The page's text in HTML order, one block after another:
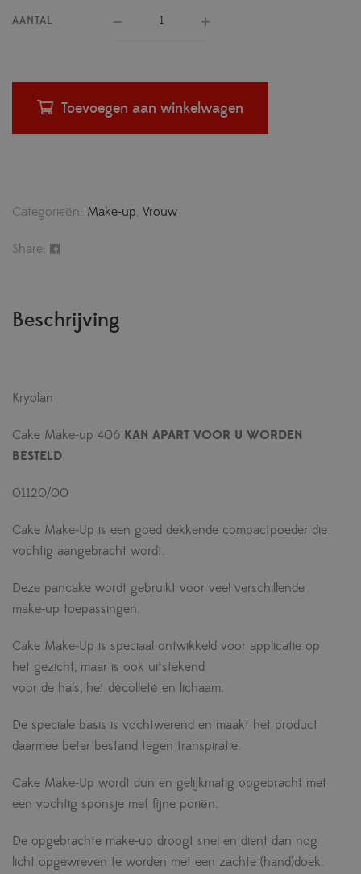
AANTAL
Toevoegen aan winkelwagen
Categorieën: Make-up, Vrouw
Share:
Beschrijving
Kryolan
Cake Make-up 406 KAN APART VOOR U WORDEN
BESTELD
01120/00
Cake Make-Up is een goed dekkende compactpoeder die
vochtig aangebracht wordt.
Deze pancake wordt gebruikt voor veel verschillende
make-up toepassingen.
Cake Make-Up is speciaal ontwikkeld voor applicatie op
het gezicht, maar is ook uitstekend
voor de hals, het décolleté en lichaam.
De speciale basis is vochtwerend en maakt het product
daarmee beter bestand tegen transpiratie.
Cake Make-Up wordt dun en gelijkmatig opgebracht met
een vochtig sponsje met fijne poriën.
De opgebrachte make-up droogt snel en dient dan nog
licht opgewreven te worden met een zachte (hand)doek.